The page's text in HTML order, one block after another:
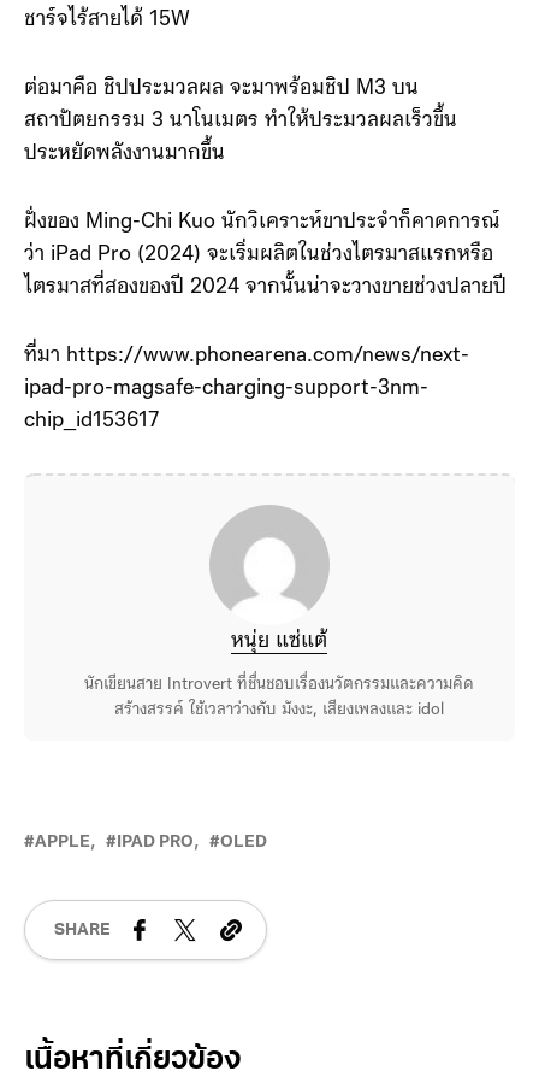
ชาร์จไร้สายได้ 15W
ต่อมาคือ ชิปประมวลผล จะมาพร้อมชิป M3 บน
สถาปัตยกรรม 3 นาโนเมตร ทำให้ประมวลผลเร็วขึ้น
ประหยัดพลังงานมากขึ้น
ฝั่งของ Ming-Chi Kuo นักวิเคราะห์ขาประจำก็คาดการณ์
ว่า iPad Pro (2024) จะเริ่มผลิตในช่วงไตรมาสแรกหรือ
ไตรมาสที่สองของปี 2024 จากนั้นน่าจะวางขายช่วงปลายปี
ที่มา https://www.phonearena.com/news/next-
ipad-pro-magsafe-charging-support-3nm-
chip_id153617
หนุ่ย แซ่แต้
นักเขียนสาย Introvert ที่ชื่นชอบเรื่องนวัตกรรมและความคิด
สร้างสรรค์ ใช้เวลาว่างกับ มังงะ, เสียงเพลงและ idol
APPLE IPAD PRO OLED
SHARE
Related Posts